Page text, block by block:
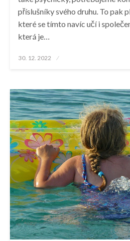
příslušníky svého druhu. To pak
které se tímto navíc učí i
která je…
Posted
30. 12. 2022